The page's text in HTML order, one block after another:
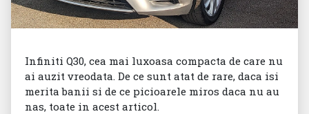
Infiniti Q30, cea mai luxoasa compacta de care nu
ai auzit vreodata. De ce sunt atat de rare, daca isi
merita banii si de ce picioarele miros daca nu au
nas, toate in acest articol.